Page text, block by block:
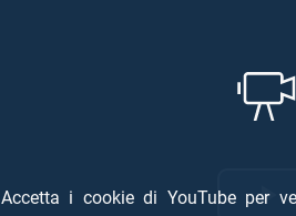
Accetta i cookie di YouTube per